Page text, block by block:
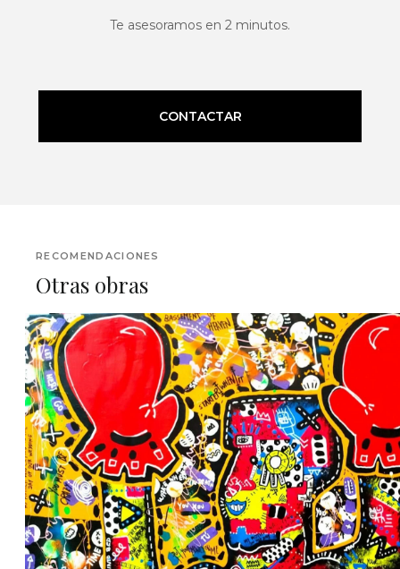
Te asesoramos en 2 minutos.
CONTACTAR
RECOMENDACIONES
Otras obras